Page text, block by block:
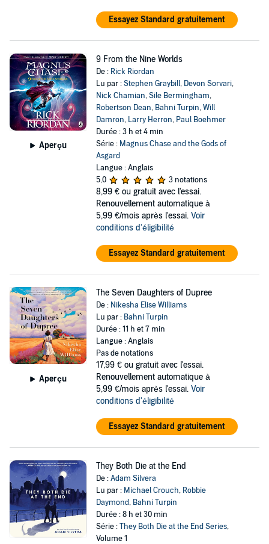
Essayez Standard gratuitement
Aperçu
9 From the Nine Worlds
De : Rick Riordan
Lu par :Stephen Graybill, Devon Sorvari,
Nick Chamian,Sile Bermingham,
Robertson Dean, Bahni Turpin,Will
Damron, Larry Herron, Paul Boehmer
Durée : 3 h et 4 min
Série : Magnus Chase and the Gods of
Asgard
Langue : Anglais
5,0
3 notations
8,99 € ou gratuit avec l'essai.
Renouvellement automatique à
5,99 €/mois après l'essai. Voir
conditions d'éligibilité
Essayez Standard gratuitement
Aperçu
The Seven Daughters of Dupree
De : Nikesha Elise Williams
Lu par : Bahni Turpin
Durée : 11 h et 7 min
Langue : Anglais
Pas de notations
17,99 € ou gratuit avec l'essai.
Renouvellement automatique à
5,99 €/mois après l'essai. Voir
conditions d'éligibilité
Essayez Standard gratuitement
They Both Die at the End
De :Adam Silvera
Lu par : Michael Crouch, Robbie
Daymond, Bahni Turpin
Durée : 8 h et 30 min
Série :They Both Die at the End Series,
Volume 1